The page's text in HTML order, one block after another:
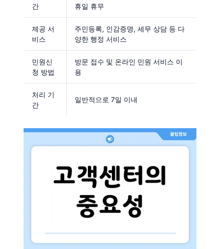
간
휴일 휴무
제공 서
비스
주민등록, 인감증명, 세무 상담 등 다
양한 행정 서비스
민원신
청 방법
방문 접수 및 온라인 민원 서비스 이
용
처리 기
간
일반적으로 7일 이내